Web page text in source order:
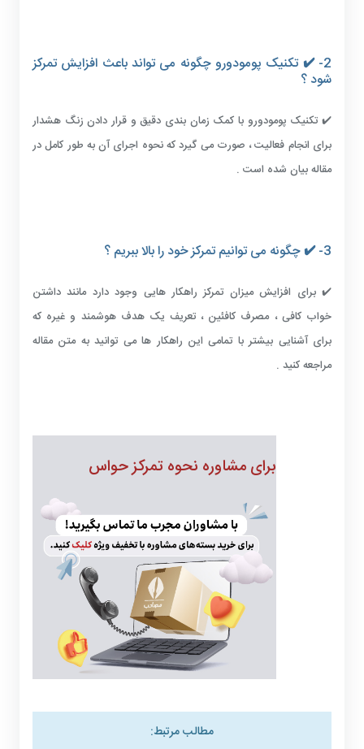
2- ✔️ تکنیک پومودورو چگونه می تواند باعث افزایش تمرکز
شود ؟
✔️ تکنیک پومودورو با کمک زمان بندی دقیق و قرار دادن زنگ هشدار
برای انجام فعالیت ، صورت می گیرد که نحوه اجرای آن به طور کامل در
مقاله بیان شده است .
3- ✔️ چگونه می توانیم تمرکز خود را بالا ببریم ؟
✔️ برای افزایش میزان تمرکز راهکار هایی وجود دارد مانند داشتن
خواب کافی ، مصرف کافئین ، تعریف یک هدف هوشمند و غیره که
برای آشنایی بیشتر با تمامی این راهکار ها می توانید به متن مقاله
مراجعه کنید .
برای مشاوره نحوه تمرکز حواس
مطالب مرتبط: